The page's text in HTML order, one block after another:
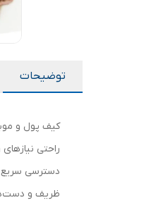
توضیحات
کیف پول و
راحتی
دسترسی سریع
ظریف و